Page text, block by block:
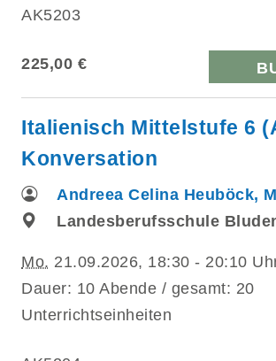
AK5203
225,00 €
Italienisch Mittelstufe 6
Konversation
Andreea Celina Heuböck,
Landesberufsschule
Mo. 21.09.2026, 18:30 - 20:10
Dauer: 10 Abende / gesamt: 20
Unterrichtseinheiten